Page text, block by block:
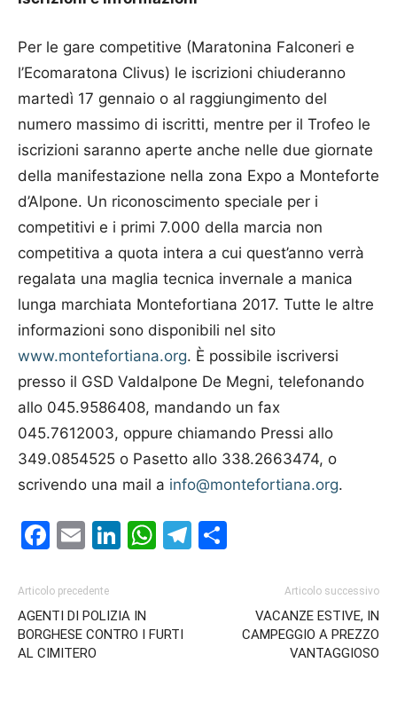
Per le gare competitive (Maratonina Falconeri e
l’Ecomaratona Clivus) le iscrizioni chiuderanno
martedì 17 gennaio o al raggiungimento del
numero massimo di iscritti, mentre per il Trofeo le
iscrizioni saranno aperte anche nelle due giornate
della manifestazione nella zona Expo a Monteforte
d’Alpone. Un riconoscimento speciale per i
competitivi e i primi 7.000 della marcia non
competitiva a quota intera a cui quest’anno verrà
regalata una maglia tecnica invernale a manica
lunga marchiata Montefortiana 2017. Tutte le altre
informazioni sono disponibili nel sito
www.montefortiana.org. È possibile iscriversi
presso il GSD Valdalpone De Megni, telefonando
allo 045.9586408, mandando un fax
045.7612003, oppure chiamando Pressi allo
349.0854525 o Pasetto allo 338.2663474, o
scrivendo una mail a info@montefortiana.org.
Facebook
EmailLinkedIn
WhatsApp
Telegram
Articolo precedente
AGENTI DI POLIZIA IN
BORGHESE CONTRO I FURTI
AL CIMITERO
Articolo successivo
VACANZE ESTIVE, IN
CAMPEGGIO A PREZZO
VANTAGGIOSO